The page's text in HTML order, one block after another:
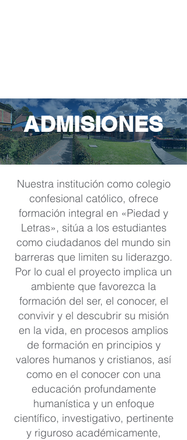
ADMISIONES
Nuestra institución como colegio
confesional católico, ofrece
formación integral en «Piedad y
Letras», sitúa a los estudiantes
como ciudadanos del mundo sin
barreras que limiten su liderazgo.
Por lo cual el proyecto implica un
ambiente que favorezca la
formación del ser, el conocer, el
convivir y el descubrir su misión
en la vida, en procesos amplios
de formación en principios y
valores humanos y cristianos, así
como en el conocer con una
educación profundamente
humanística y un enfoque
científico, investigativo, pertinente
y riguroso académicamente,